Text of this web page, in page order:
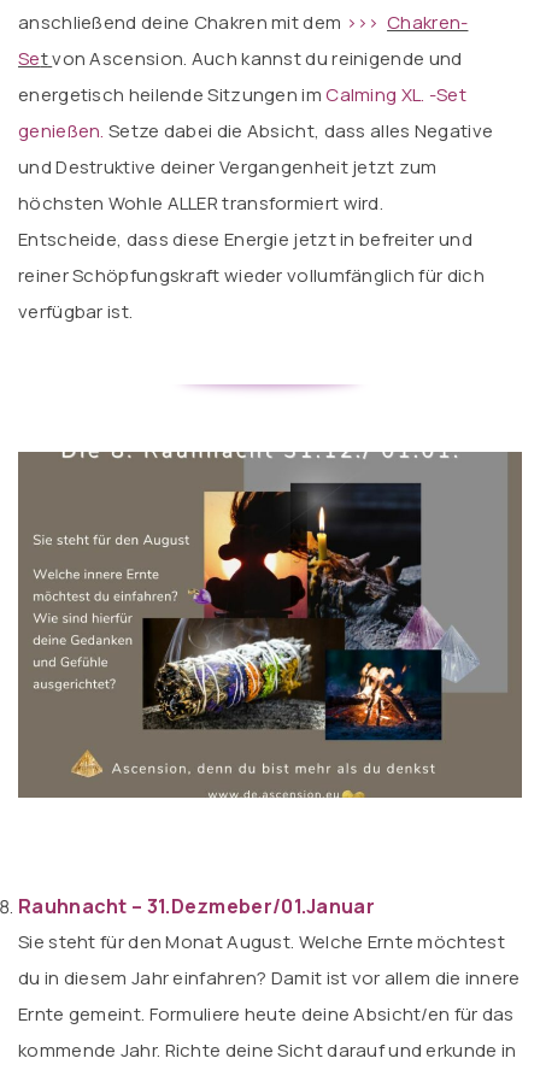
anschließend deine Chakren mit dem >>> Chakren-
Setvon Ascension. Auch kannst du reinigende und
energetisch heilende Sitzungen imCalming XL. -Set
genießen.Setze dabei die Absicht, dass alles Negative
und Destruktive deiner Vergangenheit jetzt zum
höchsten Wohle ALLER transformiert wird.
Entscheide, dass diese Energie jetzt in befreiter und
reiner Schöpfungskraft wieder vollumfänglich für dich
verfügbar ist.
Rauhnacht – 31.Dezmeber/01.Januar
Sie steht für den Monat August. Welche Ernte möchtest
du in diesem Jahr einfahren? Damit ist vor allem die innere
Ernte gemeint. Formuliere heute deine Absicht/en für das
kommende Jahr. Richte deine Sicht darauf und erkunde in